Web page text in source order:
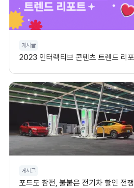
게시글
2023 인터랙티브 콘텐츠 트렌드 리
게시글
포드도 참전, 불붙은 전기차 할인 전쟁